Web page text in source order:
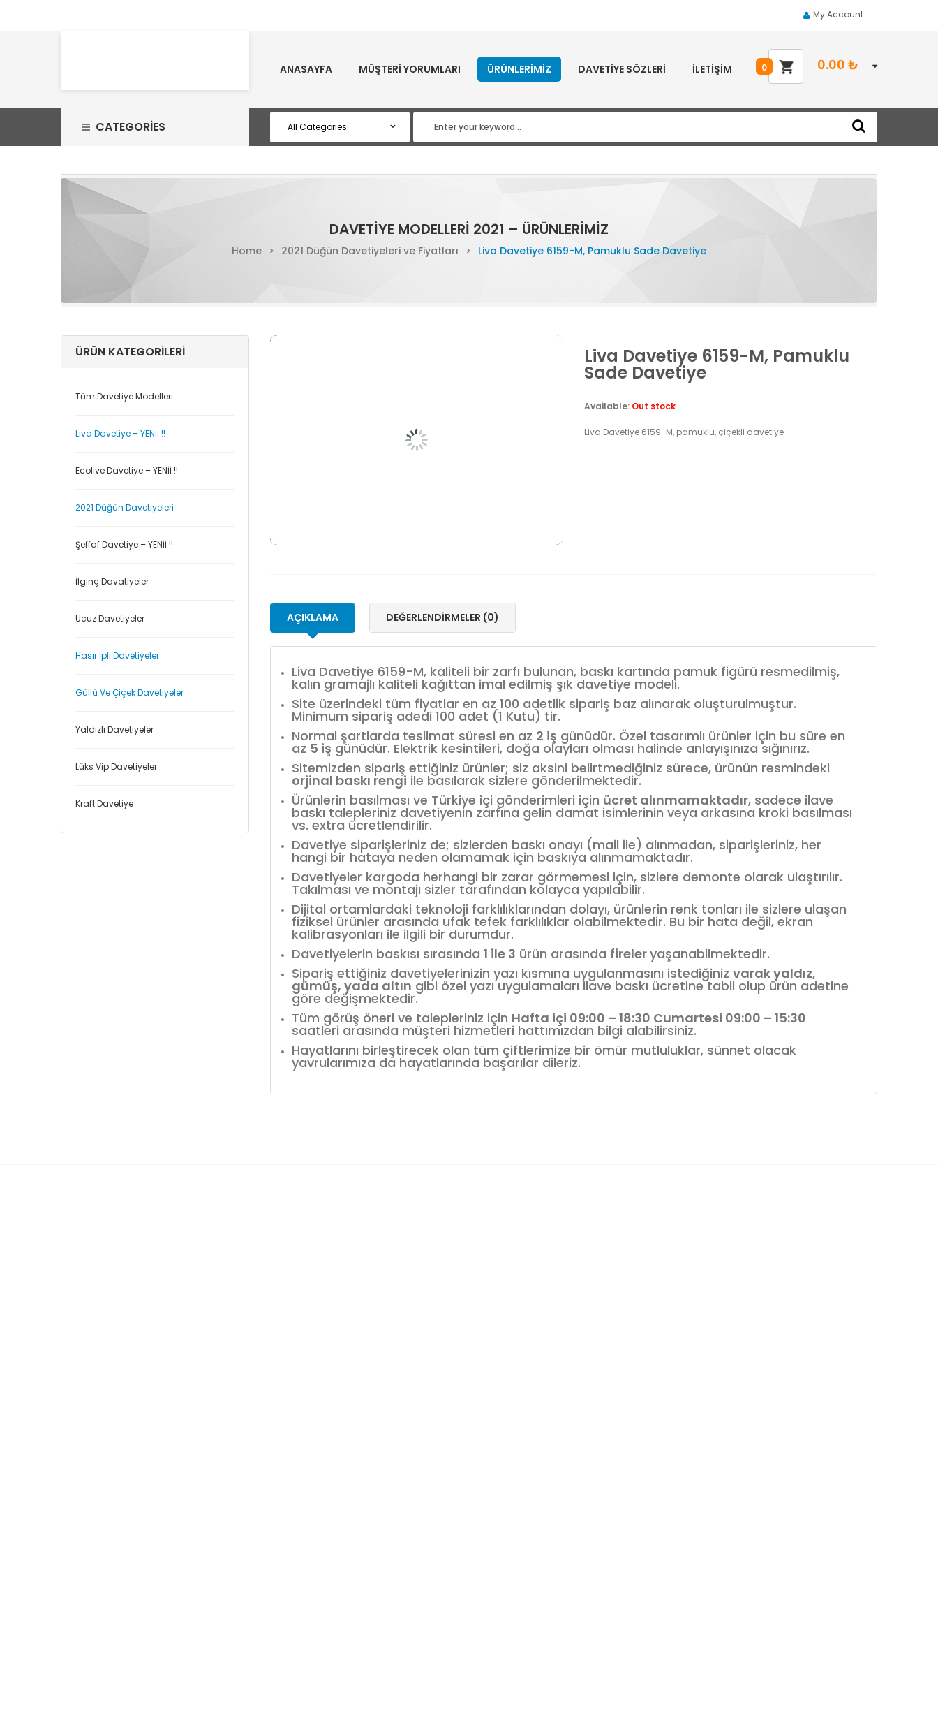
My Account
ANASAYFA MÜŞTERI YORUMLARI ÜRÜNLERIMIZ DAVETIYE SÖZLERI İLETIŞIM 0.00 ₺
0
CATEGORIES
DAVETIYE MODELLERI 2021 – ÜRÜNLERIMIZ
Home > 2021 Düğün Davetiyeleri ve Fiyatları > Liva Davetiye 6159-M, Pamuklu Sade Davetiye
ÜRÜN KATEGORILERI
Tüm Davetiye Modelleri
Liva Davetiye – YENİİ !!
Ecolive Davetiye – YENİİ !!
2021 Düğün Davetiyeleri
Şeffaf Davetiye – YENİİ !!
İlginç Davatiyeler
Ucuz Davetiyeler
Hasır İpli Davetiyeler
Güllü Ve Çiçek Davetiyeler
Yaldızlı Davetiyeler
Lüks Vip Davetiyeler
Kraft Davetiye
Liva Davetiye 6159-M, Pamuklu
Sade Davetiye
Available: Out stock
Liva Davetiye 6159-M, pamuklu, çiçekli davetiye
AÇIKLAMA DEĞERLENDIRMELER (0)
Liva Davetiye 6159-M, kaliteli bir zarfı bulunan, baskı kartında pamuk figürü resmedilmiş,
kalın gramajlı kaliteli kağıttan imal edilmiş şık davetiye modeli.
Site üzerindeki tüm fiyatlar en az 100 adetlik sipariş baz alınarak oluşturulmuştur.
Minimum sipariş adedi 100 adet (1 Kutu) tir.
Normal şartlarda teslimat süresi en az 2 iş günüdür. Özel tasarımlı ürünler için bu süre en
az 5 iş günüdür. Elektrik kesintileri, doğa olayları olması halinde anlayışınıza sığınırız.
Sitemizden sipariş ettiğiniz ürünler; siz aksini belirtmediğiniz sürece, ürünün resmindeki
orjinal baskı rengi ile basılarak sizlere gönderilmektedir.
Ürünlerin basılması ve Türkiye içi gönderimleri için ücret alınmamaktadır, sadece ilave
baskı talepleriniz davetiyenin zarfına gelin damat isimlerinin veya arkasına kroki basılması
vs. extra ücretlendirilir.
Davetiye siparişleriniz de; sizlerden baskı onayı (mail ile) alınmadan, siparişleriniz, her
hangi bir hataya neden olamamak için baskıya alınmamaktadır.
Davetiyeler kargoda herhangi bir zarar görmemesi için, sizlere demonte olarak ulaştırılır.
Takılması ve montajı sizler tarafından kolayca yapılabilir.
Dijital ortamlardaki teknoloji farklılıklarından dolayı, ürünlerin renk tonları ile sizlere ulaşan
fiziksel ürünler arasında ufak tefek farklılıklar olabilmektedir. Bu bir hata değil, ekran
kalibrasyonları ile ilgili bir durumdur.
Davetiyelerin baskısı sırasında 1 ile 3 ürün arasında fireleryaşanabilmektedir.
Sipariş ettiğiniz davetiyelerinizin yazı kısmına uygulanmasını istediğiniz varak yaldız,
gümüş, yada altın gibi özel yazı uygulamaları ilave baskı ücretine tabii olup ürün adetine
göre değişmektedir.
Tüm görüş öneri ve talepleriniz için Hafta içi 09:00 – 18:30 Cumartesi 09:00 – 15:30
saatleri arasında müşteri hizmetleri hattımızdan bilgi alabilirsiniz.
Hayatlarını birleştirecek olan tüm çiftlerimize bir ömür mutluluklar, sünnet olacak
yavrularımıza da hayatlarında başarılar dileriz.